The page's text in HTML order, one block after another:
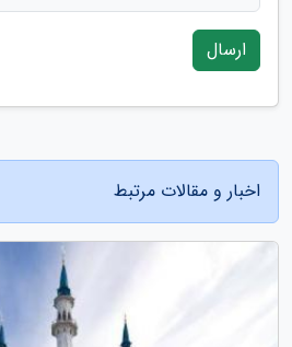
ارسال
اخبار و مقالات مرتبط